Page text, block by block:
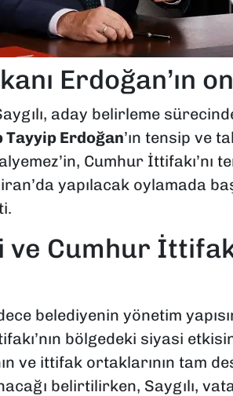
Erdoğan’ın
aday belirleme
Tayyip Erdoğan’ın tensip ve
Cumhur İttifakı’nı
yapılacak oylamada
Cumhur
belediyenin yönetim
bölgedeki siyasi
ve ittifak ortaklarının tam
belirtilirken, Saygılı,